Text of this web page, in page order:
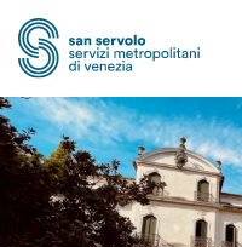
Skip to main content